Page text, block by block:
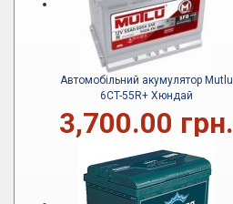
Автомобільний акумулятор Mutlu
6CT-55R+ Хюндай
3,700.00 грн.